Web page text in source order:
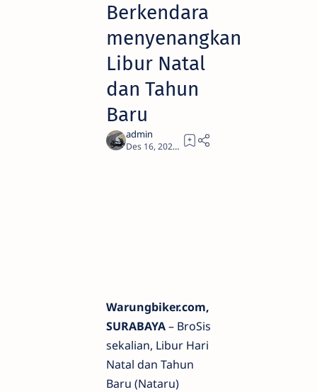
Berkendara
menyenangkan
Libur Natal
dan Tahun
Baru
1
Warungbiker.com,
SURABAYA– BroSis
sekalian, Libur Hari
Natal dan Tahun
Baru (Nataru)